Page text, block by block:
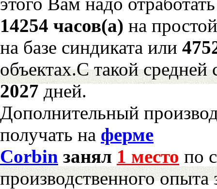
14254 часов(а) на
на базе синдиката или
объектах.С такой средней
2027дней.
Дополнительный
получать на ферме
Corbin занял 1 место по
производственного опыта